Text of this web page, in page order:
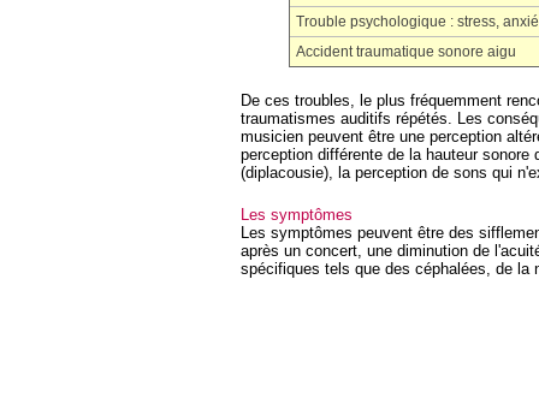
Trouble psychologique : stress,
Accident traumatique sonore aigu
De ces troubles, le plus fréquemment
traumatismes auditifs répétés. Les
musicien peuvent être une perception
perception différente de la hauteur sonore
(diplacousie), la perception de sons qui
Les symptômes
Les symptômes peuvent être des
après un concert, une diminution de
spécifiques tels que des céphalées, de